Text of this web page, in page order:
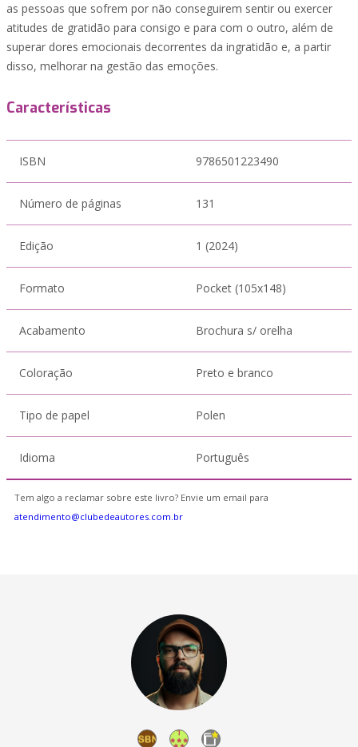
as pessoas que sofrem por não conseguirem sentir ou exercer
atitudes de gratidão para consigo e para com o outro, além de
superar dores emocionais decorrentes da ingratidão e, a partir
disso, melhorar na gestão das emoções.
Características
ISBN 9786501223490
Número de páginas 131
Edição 1 (2024)
Formato Pocket (105x148)
Acabamento Brochura s/ orelha
Coloração Preto e branco
Tipo de papel Polen
Idioma Português
Tem algo a reclamar sobre este livro? Envie um email para
atendimento@clubedeautores.com.br